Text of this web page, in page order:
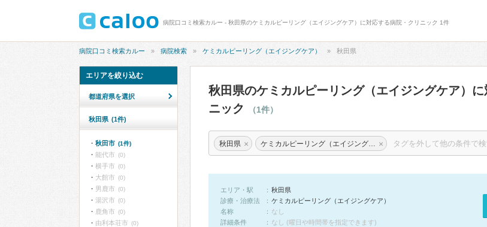
病院口コミ検索カルー - 秋田県のケミカルピーリング（エイジングケア）に対応する病院・クリニック 1件
病院口コミ検索カルー 病院検索 ケミカルピーリング（エイジングケア） 秋田県
秋田県のケミカルピーリング（エイジングケア）に
ニック
（1件）
秋田県 × ×
エリア・駅
秋田県
診療・治療法
ケミカルピーリング（エイジングケア）
名称
なし
詳細条件
なし (曜日や時間帯を指定できます)
エリアを絞り込む
都道府県を選択
秋田県 (1件)
秋田市 (1件)
能代市 (0)
横手市 (0)
大館市 (0)
男鹿市 (0)
湯沢市 (0)
鹿角市 (0)
由利本荘市 (0)